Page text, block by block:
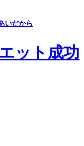
いだから
ット成功